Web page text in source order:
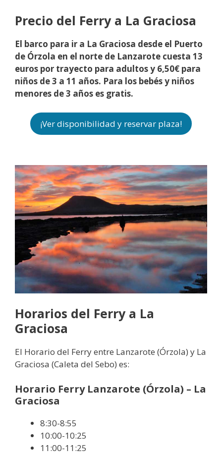
Precio del Ferry a La Graciosa
El barco para ir a La Graciosa desde el Puerto
de Órzola en el norte de Lanzarote cuesta 13
euros por trayecto para adultos y 6,50€ para
niños de 3 a 11 años. Para los bebés y niños
menores de 3 años es gratis.
¡Ver disponibilidad y reservar plaza!
Horarios del Ferry a La
Graciosa
El Horario del Ferry entre Lanzarote (Órzola) y La
Graciosa (Caleta del Sebo) es:
Horario Ferry Lanzarote (Órzola) – La
Graciosa
8:30-8:55
10:00-10:25
11:00-11:25